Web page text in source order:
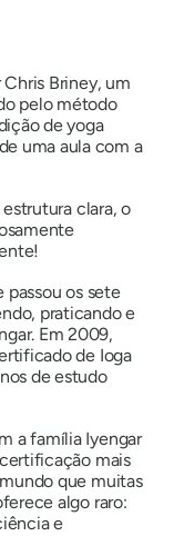
Briney, um
pelo método
de yoga
uma aula com a
clara, o
passou os sete
praticando e
Em 2009,
de Ioga
de estudo
a família Iyengar
mais
que muitas
algo raro:
e